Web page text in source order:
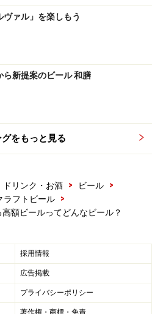
高価なビール
れた高価なビールがありま
須高原ビールの「ナインテイ
す。1999年に醸造されたビー
に入っています。現在の価格
ています。よなよなエールで
が、ボトル1本（750ml）で
えずビール」という感覚では
だと思います。機会があった
ばと思います。
す。最新の内容をご確認くださ
は、取材時または記事公開時点で
ヴァル」を楽しもう
ら新提案のビール 和膳
をもっと見る
ドリンク・お酒 > ビール
>
ラフトビール
>
額ビールってどんなビール？
採用情報
広告掲載
プライバシーポリシー
著作権・商標・免責